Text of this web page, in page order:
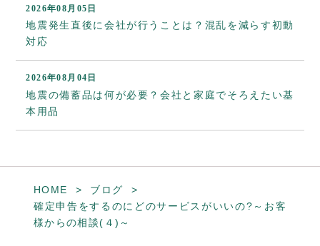
2026年08月05日
地震発生直後に会社が行うことは？混乱を減らす初動
対応
2026年08月04日
地震の備蓄品は何が必要？会社と家庭でそろえたい基
本用品
HOME
ブログ
確定申告をするのにどのサービスがいいの?～お客
様からの相談(４)～